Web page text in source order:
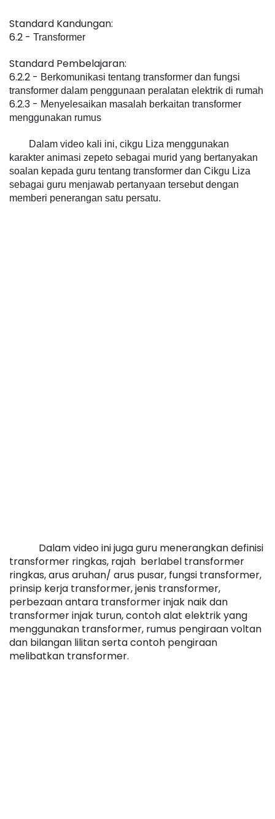
Standard Kandungan:
6.2 - Transformer
Standard Pembelajaran:
6.2.2 - Berkomunikasi tentang transformer dan fungsi
transformer dalam penggunaan peralatan elektrik di rumah
6.2.3 - Menyelesaikan masalah berkaitan transformer
menggunakan rumus
Dalam video kali ini, cikgu Liza menggunakan
karakter animasi zepeto sebagai murid yang bertanyakan
soalan kepada guru tentang transformer dan Cikgu Liza
sebagai guru menjawab pertanyaan tersebut dengan
memberi penerangan satu persatu.
Dalam video ini juga guru menerangkan definisi
transformer ringkas, rajah  berlabel transformer
ringkas, arus aruhan/ arus pusar, fungsi transformer,
prinsip kerja transformer, jenis transformer,
perbezaan antara transformer injak naik dan
transformer injak turun, contoh alat elektrik yang
menggunakan transformer, rumus pengiraan voltan
dan bilangan lilitan serta contoh pengiraan
melibatkan transformer.